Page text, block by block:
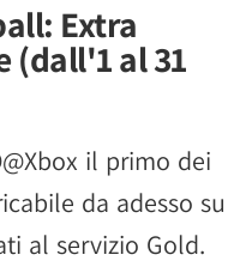
Extra
(dall'1 al 31
il primo dei
da adesso su
al servizio Gold.